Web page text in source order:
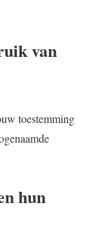
van
toestemming
hun